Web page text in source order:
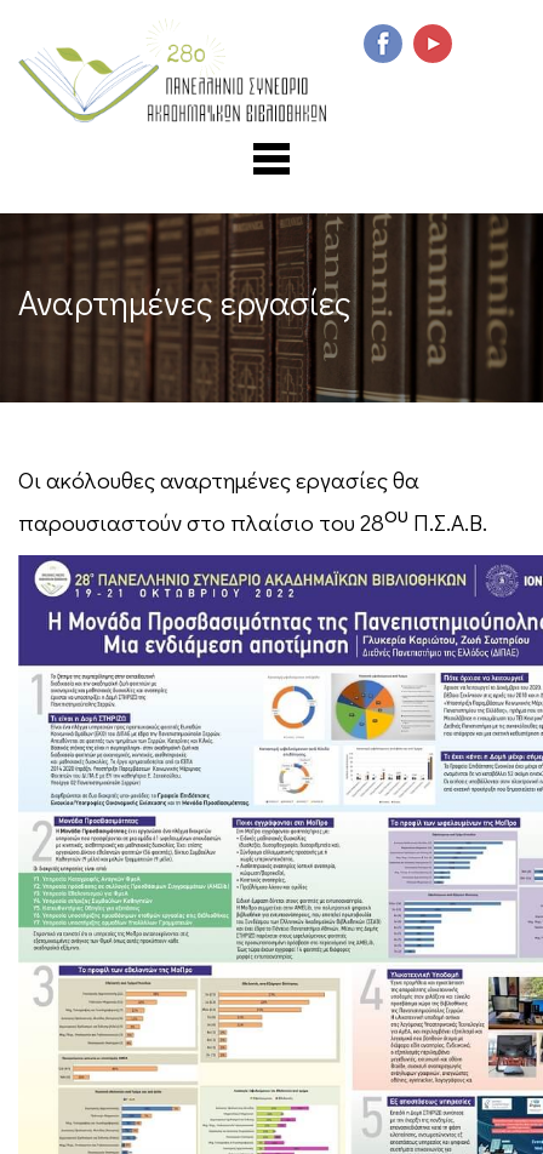
Αναρτημένες εργασίες
Οι ακόλουθες αναρτημένες εργασίες θα
παρουσιαστούν στο πλαίσιο του 28ου Π.Σ.Α.Β.